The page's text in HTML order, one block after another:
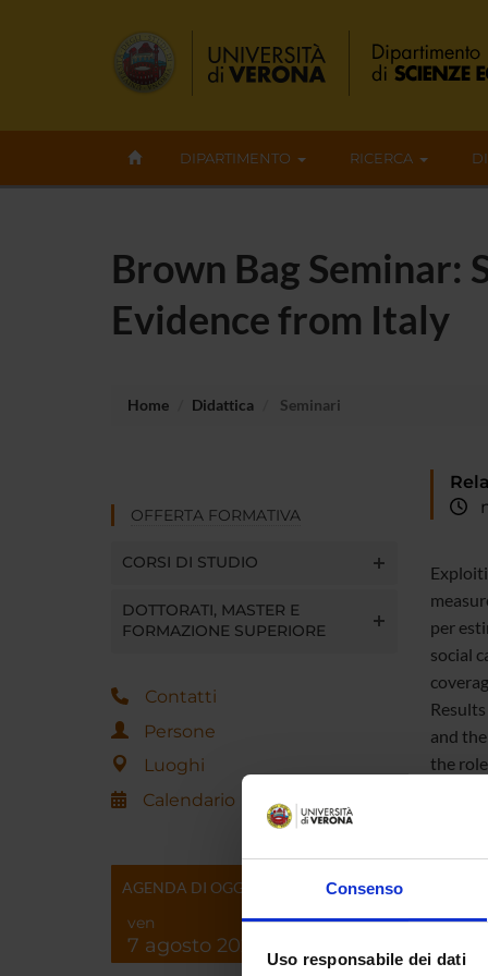
Consenso
Uso responsabile dei dati
DIPARTIMENTO RICERCA
Brown Bag Seminar:
Evidence from Italy
Home Didattica Seminari
OFFERTA FORMATIVA
CORSI DI STUDIO
DOTTORATI, MASTER E
FORMAZIONE SUPERIORE
Contatti
Persone
Luoghi
Calendario
AGENDA DI OGGI
ven
7 agosto 2026
per
social
and
the